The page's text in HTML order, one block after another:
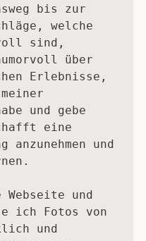
bis zur
welche
sind,
über
Erlebnisse,
und gebe
eine
anzunehmen und
Webseite und
ich Fotos von
und